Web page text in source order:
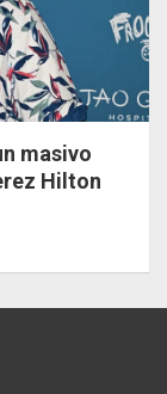
masivo
Hilton